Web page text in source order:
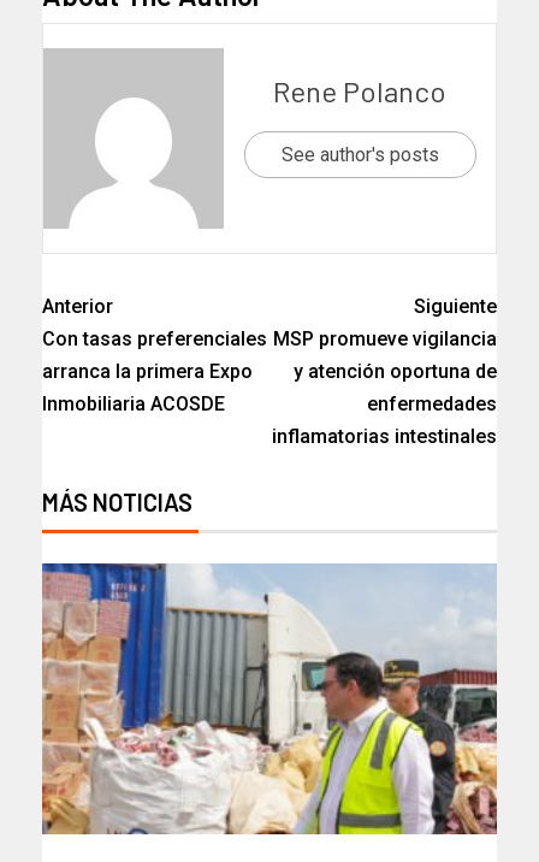
Rene Polanco
See author's posts
Anterior
Con tasas preferenciales
arranca la primera Expo
Inmobiliaria ACOSDE
Siguiente
MSP promueve vigilancia
y atención oportuna de
enfermedades
inflamatorias intestinales
MÁS NOTICIAS